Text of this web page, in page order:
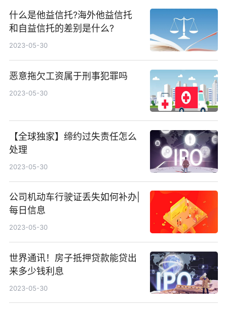
什么是他益信托?海外他益信托
和自益信托的差别是什么?
2023-05-30
恶意拖欠工资属于刑事犯罪吗
2023-05-30
【全球独家】缔约过失责任怎么
处理
2023-05-30
公司机动车行驶证丢失如何补办|
每日信息
2023-05-30
世界通讯！房子抵押贷款能贷出
来多少钱利息
2023-05-30